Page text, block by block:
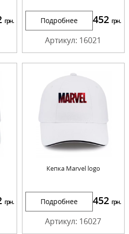
грн. Подробнее 452 грн.
Артикул: 16021
грн.
Кепка Marvel logo
Подробнее 452 грн.
Артикул: 16027